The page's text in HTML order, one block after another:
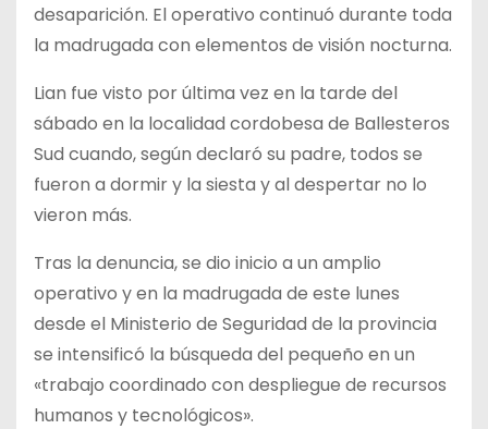
desaparición. El operativo continuó durante toda
la madrugada con elementos de visión nocturna.
Lian fue visto por última vez en la tarde del
sábado en la localidad cordobesa de Ballesteros
Sud cuando, según declaró su padre, todos se
fueron a dormir y la siesta y al despertar no lo
vieron más.
Tras la denuncia, se dio inicio a un amplio
operativo y en la madrugada de este lunes
desde el Ministerio de Seguridad de la provincia
se intensificó la búsqueda del pequeño en un
«trabajo coordinado con despliegue de recursos
humanos y tecnológicos».